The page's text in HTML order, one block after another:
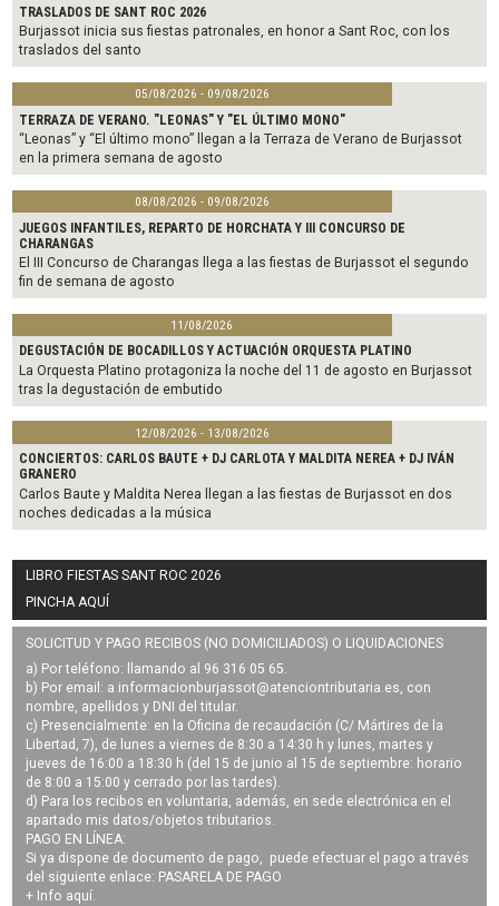
TRASLADOS DE SANT ROC 2026
Burjassot inicia sus fiestas patronales, en honor a Sant Roc, con los
traslados del santo
05/08/2026 - 09/08/2026
TERRAZA DE VERANO. "LEONAS" Y "EL ÚLTIMO MONO"
“Leonas” y “El último mono” llegan a la Terraza de Verano de Burjassot
en la primera semana de agosto
08/08/2026 - 09/08/2026
JUEGOS INFANTILES, REPARTO DE HORCHATA Y III CONCURSO DE
CHARANGAS
El III Concurso de Charangas llega a las fiestas de Burjassot el segundo
fin de semana de agosto
11/08/2026
DEGUSTACIÓN DE BOCADILLOS Y ACTUACIÓN ORQUESTA PLATINO
La Orquesta Platino protagoniza la noche del 11 de agosto en Burjassot
tras la degustación de embutido
12/08/2026 - 13/08/2026
CONCIERTOS: CARLOS BAUTE + DJ CARLOTA Y MALDITA NEREA + DJ IVÁN
GRANERO
Carlos Baute y Maldita Nerea llegan a las fiestas de Burjassot en dos
noches dedicadas a la música
LIBRO FIESTAS SANT ROC 2026
PINCHA AQUÍ
SOLICITUD Y PAGO RECIBOS (NO DOMICILIADOS) O LIQUIDACIONES
a) Por teléfono: llamando al 96 316 05 65.
b) Por email: a informacionburjassot@atenciontributaria.es, con
nombre, apellidos y DNI del titular.
c) Presencialmente: en la Oficina de recaudación (C/ Mártires de la
Libertad, 7), de lunes a viernes de 8:30 a 14:30 h y lunes, martes y
jueves de 16:00 a 18:30 h (del 15 de junio al 15 de septiembre: horario
de 8:00 a 15:00 y cerrado por las tardes).
d) Para los recibos en voluntaria, además, en sede electrónica en el
apartado mis datos/objetos tributarios.
PAGO EN LÍNEA:
Si ya dispone de documento de pago, puede efectuar el pago a través
del siguiente enlace: PASARELA DE PAGO
+ Info aquí.